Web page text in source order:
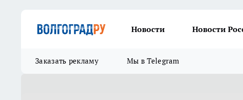
Новости Новости
Заказать рекламу Мы в Telegram